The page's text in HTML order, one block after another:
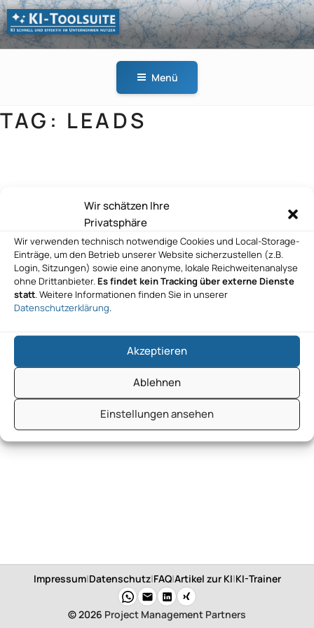
Wir schätzen Ihre
Privatsphäre
Wir verwenden technisch notwendige Cookies und Local-Storage-
Einträge, um den Betrieb unserer Website sicherzustellen (z.B.
Login, Sitzungen) sowie eine anonyme, lokale Reichweitenanalyse
ohne Drittanbieter. Es findet kein Tracking über externe Dienste
statt. Weitere Informationen finden Sie in unserer
Datenschutzerklärung.
Akzeptieren
Ablehnen
Einstellungen ansehen
Zum
Inhalt
springen
KI-
Menü
TAG: LEADS
Impressum|Datenschutz|FAQ|Artikel zur KI|KI-Trainer
© 2026 Project Management Partners